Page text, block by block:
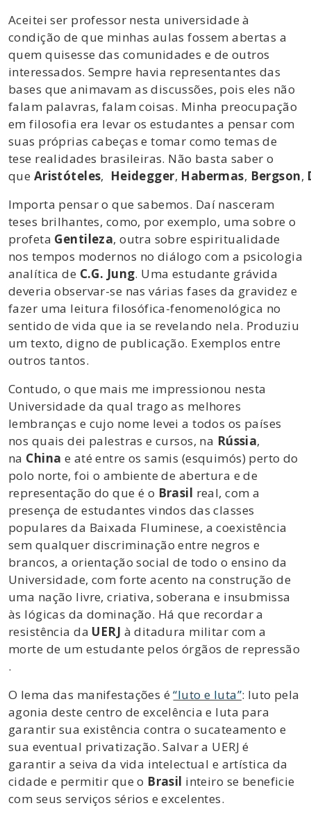
Aceitei ser professor nesta universidade à
condição de que minhas aulas fossem abertas a
quem quisesse das comunidades e de outros
interessados. Sempre havia representantes das
bases que animavam as discussões, pois eles não
falam palavras, falam coisas. Minha preocupação
em filosofia era levar os estudantes a pensar com
suas próprias cabeças e tomar como temas de
tese realidades brasileiras. Não basta saber o
que Aristóteles, Heidegger, Habermas, Bergson,
Importa pensar o que sabemos. Daí nasceram
teses brilhantes, como, por exemplo, uma sobre o
profeta Gentileza, outra sobre espiritualidade
nos tempos modernos no diálogo com a psicologia
analítica de C.G. Jung. Uma estudante grávida
deveria observar-se nas várias fases da gravidez e
fazer uma leitura filosófica-fenomenológica no
sentido de vida que ia se revelando nela. Produziu
um texto, digno de publicação. Exemplos entre
outros tantos.
Contudo, o que mais me impressionou nesta
Universidade da qual trago as melhores
lembranças e cujo nome levei a todos os países
nos quais dei palestras e cursos, na Rússia,
na China e até entre os samis (esquimós) perto do
polo norte, foi o ambiente de abertura e de
representação do que é o Brasil real, com a
presença de estudantes vindos das classes
populares da Baixada Fluminese, a coexistência
sem qualquer discriminação entre negros e
brancos, a orientação social de todo o ensino da
Universidade, com forte acento na construção de
uma nação livre, criativa, soberana e insubmissa
às lógicas da dominação. Há que recordar a
resistência da UERJ à ditadura militar com a
morte de um estudante pelos órgãos de repressão
.
O lema das manifestações é“luto e luta”: luto pela
agonia deste centro de excelência e luta para
garantir sua existência contra o sucateamento e
sua eventual privatização. Salvar a UERJ é
garantir a seiva da vida intelectual e artística da
cidade e permitir que o Brasil inteiro se beneficie
com seus serviços sérios e excelentes.